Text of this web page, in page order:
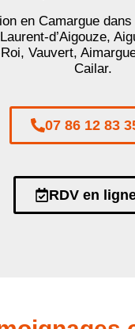
en Camargue
d’Aigouze,
Vauvert,
Cailar.
07 86 12 83
RDV en